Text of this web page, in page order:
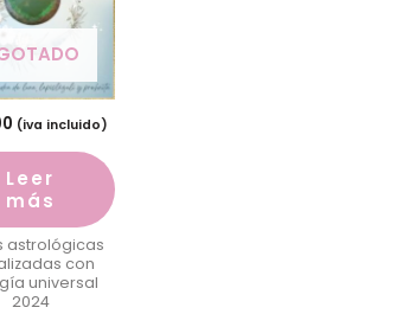
(iva incluido)
Leer
más
astrológicas
con
universal
2024